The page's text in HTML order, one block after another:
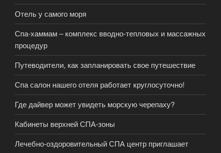
Отель у самого моря
Спа-хаммам – комплекс вводно-тепловых и массажных
процедур
Путеводители, как запланировать свое путешествие
Спа салон нашего отеля работает круглосуточно!
Где дайвер может увидеть морскую черепаху?
Кабинеты верхней СПА-зоны
Лечебно-оздоровительный СПА центр приглашает